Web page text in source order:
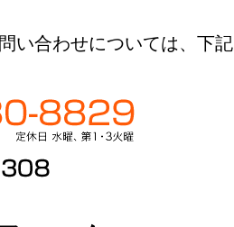
い合わせについては、下